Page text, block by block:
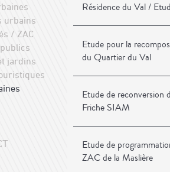
urbains
/ ZAC
jardins
Résidence du Val /
Etude pour la
du Quartier du Val
Etude de reconversion
Friche SIAM
Etude de
ZAC de la Maslière